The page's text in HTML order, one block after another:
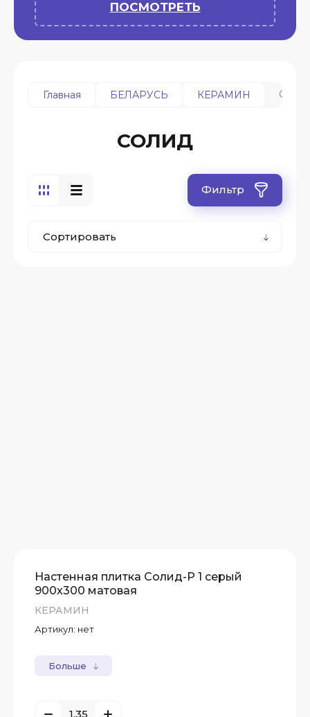
ПОСМОТРЕТЬ
Главная БЕЛАРУСЬ КЕРАМИН
СОЛИД
Фильтр
Сортировать
Настенная плитка Солид-Р 1 серый
900х300 матовая
КЕРАМИН
Артикул: нет
Больше